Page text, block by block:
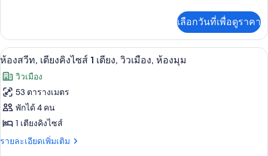
Bathtub,
Accessible
เกี่ยว
กับ
Junior
with
Bathtub,
Accessible
เลือกวันที่เพื่อดูราคา
เปิด
ภาพถ่าย
ทั้งหมด
ของ
ห้อง
สวีท,
ห้องสวีท, เตียงคิงไซส์ 1 เตียง, วิวเมื
5
ห้องสวีท, เตียงคิงไซส์ 1 เตียง, วิวเมือง, ห้องมุม
วิวเมือง
53 ตารางเมตร
พักได้ 4 คน
1 เตียงคิงไซส์
รายละเอียดเพิ่มเติม
ราย